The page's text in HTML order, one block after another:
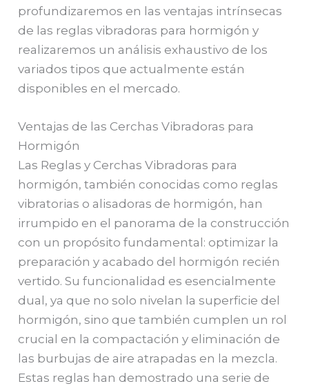
profundizaremos en las ventajas intrínsecas
de las reglas vibradoras para hormigón y
realizaremos un análisis exhaustivo de los
variados tipos que actualmente están
disponibles en el mercado.
Ventajas de las Cerchas Vibradoras para
Hormigón
Las Reglas y Cerchas Vibradoras para
hormigón, también conocidas como reglas
vibratorias o alisadoras de hormigón, han
irrumpido en el panorama de la construcción
con un propósito fundamental: optimizar la
preparación y acabado del hormigón recién
vertido. Su funcionalidad es esencialmente
dual, ya que no solo nivelan la superficie del
hormigón, sino que también cumplen un rol
crucial en la compactación y eliminación de
las burbujas de aire atrapadas en la mezcla.
Estas reglas han demostrado una serie de